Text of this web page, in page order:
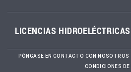
LICENCIAS HIDROELÉCTRICAS
PÓNGASE EN CONTACTO CON NOSOTROS
CONDICIONES DE